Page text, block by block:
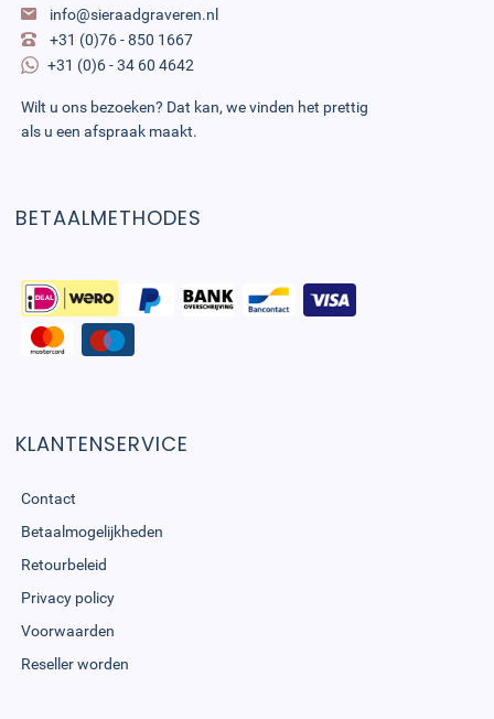
info@sieraadgraveren.nl
+31 (0)76 - 850 1667
+31 (0)6 - 34 60 4642
Wilt u ons bezoeken? Dat kan, we vinden het prettig
als u een afspraak maakt.
BETAALMETHODES
KLANTENSERVICE
Contact
Betaalmogelijkheden
Retourbeleid
Privacy policy
Voorwaarden
Reseller worden